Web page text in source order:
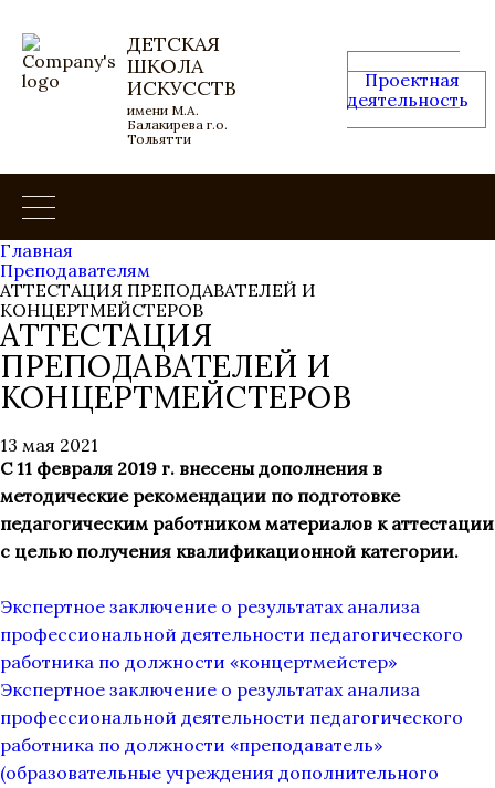
ДЕТСКАЯ
ШКОЛА
ИСКУССТВ
имени М.А.
Балакирева г.о.
Тольятти
Проектная
деятельность
Главная
Преподавателям
АТТЕСТАЦИЯ ПРЕПОДАВАТЕЛЕЙ И
КОНЦЕРТМЕЙСТЕРОВ
АТТЕСТАЦИЯ
ПРЕПОДАВАТЕЛЕЙ И
КОНЦЕРТМЕЙСТЕРОВ
13 мая 2021
С 11 февраля 2019 г. внесены дополнения в
методические рекомендации по подготовке
педагогическим работником материалов к аттестации
с целью получения квалификационной категории.
Экспертное заключение о результатах анализа
профессиональной деятельности педагогического
работника по должности «концертмейстер»
Экспертное заключение о результатах анализа
профессиональной деятельности педагогического
работника по должности «преподаватель»
(образовательные учреждения дополнительного